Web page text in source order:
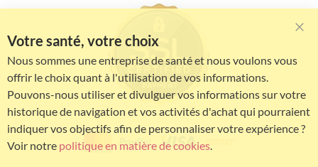
Votre santé, votre choix
Nous sommes une entreprise de santé et nous voulons vous
offrir le choix quant à l'utilisation de vos informations.
Pouvons-nous utiliser et divulguer vos informations sur votre
historique de navigation et vos activités d'achat qui pourraient
indiquer vos objectifs afin de personnaliser votre expérience ?
Voir notre politique en matière de cookies.